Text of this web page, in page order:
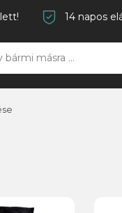
14 napos